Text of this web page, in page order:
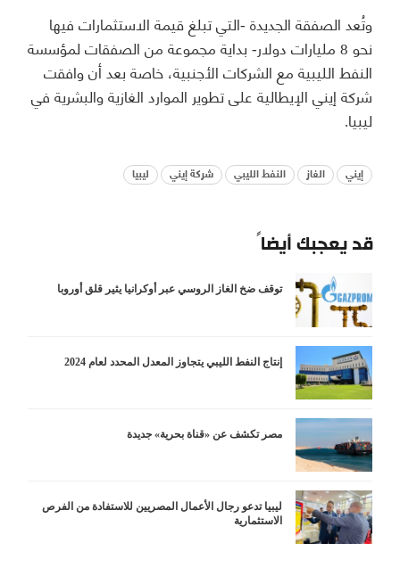
وتُعد الصفقة الجديدة -التي تبلغ قيمة الاستثمارات فيها
نحو 8 مليارات دولار- بداية مجموعة من الصفقات لمؤسسة
النفط الليبية مع الشركات الأجنبية، خاصة بعد أن وافقت
شركة إيني الإيطالية على تطوير الموارد الغازية والبشرية في
ليبيا.
إيني الغاز النفط الليبي شركة إيني ليبيا
قد يعجبك أيضاً
توقف ضخ الغاز الروسي عبر أوكرانيا يثير قلق أوروبا
إنتاج النفط الليبي يتجاوز المعدل المحدد لعام 2024
مصر تكشف عن «قناة بحرية» جديدة
ليبيا تدعو رجال الأعمال المصريين للاستفادة من الفرص
الاستثمارية